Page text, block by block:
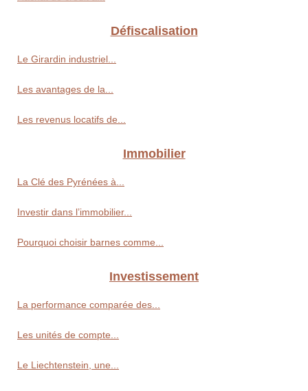
Défiscalisation
Le Girardin industriel...
Les avantages de la...
Les revenus locatifs de...
Immobilier
La Clé des Pyrénées à...
Investir dans l’immobilier...
Pourquoi choisir barnes comme...
Investissement
La performance comparée des...
Les unités de compte...
Le Liechtenstein, une...